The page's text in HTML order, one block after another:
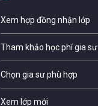
Xem hợp đồng nhận lớp
Tham khảo học phí gia sư
Chọn gia sư phù hợp
Xem lớp mới